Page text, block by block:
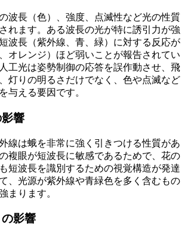
波長（色）、強度、点滅性など光の性質
れます。ある波長の光が特に誘引力が強
波長（紫外線、青、緑）に対する反応が
オレンジ）ほど弱いことが報告されてい
工光は姿勢制御の応答を誤作動させ、飛
灯りの明るさだけでなく、色や点滅など
与える要因です。
響
線は蛾を非常に強く引きつける性質があ
複眼が短波長に敏感であるためで、花の
短波長を識別するための視覚構造が発達
、光源が紫外線や青緑色を多く含むもの
まります。
影響